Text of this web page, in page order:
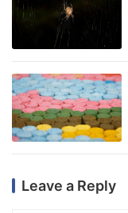
Leave a Reply